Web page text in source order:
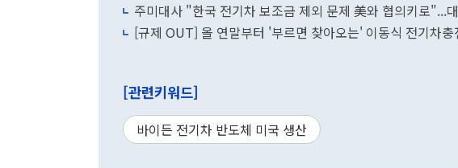
주미대사 "한국 전기차 보조금 제외 문제 美와 협의키로"...
[규제 OUT] 올 연말부터 '부르면 찾아오는' 이동식 전기차충
[관련키워드]
바이든 전기차 반도체 미국 생산